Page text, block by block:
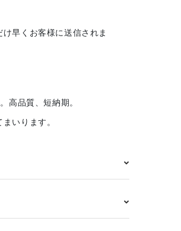
早くお客様に送信されま
高品質、短納期。
いります。